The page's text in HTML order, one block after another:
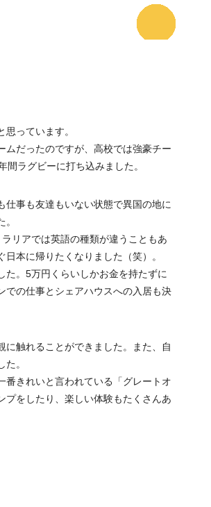
っています。
ムだったのですが、高校では強豪チー
ラグビーに打ち込みました。
事も友達もいない状態で異国の地に
リアでは英語の種類が違うこともあ
本に帰りたくなりました（笑）。
。5万円くらいしかお金を持たずに
での仕事とシェアハウスへの入居も決
触れることができました。また、自
。
番きれいと言われている「グレートオ
プをしたり、楽しい体験もたくさんあ